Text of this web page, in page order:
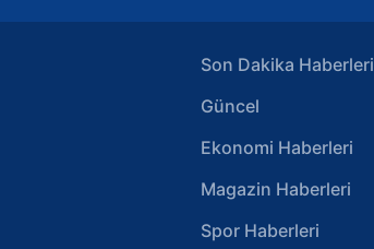
Son Dakika Haberleri
Güncel
Ekonomi Haberleri
Magazin Haberleri
Spor Haberleri